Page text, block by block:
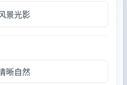
景光影
晰自然